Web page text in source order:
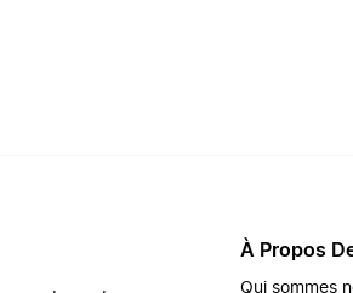
À Propos
Qui sommes